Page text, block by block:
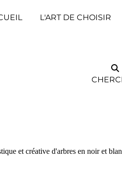
L'ART DE CHOISIR
et créative d'arbres en noir et